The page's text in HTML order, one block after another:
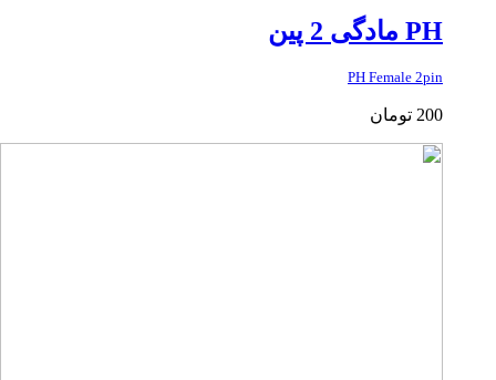
PH مادگی 2 پین
PH Female 2pin
200 تومان